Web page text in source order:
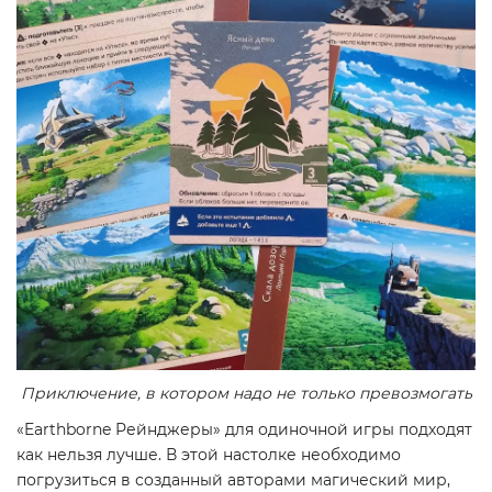
Приключение, в котором надо не только превозмогать
«Earthborne Рейнджеры» для одиночной игры подходят
как нельзя лучше. В этой настолке необходимо
погрузиться в созданный авторами магический мир,